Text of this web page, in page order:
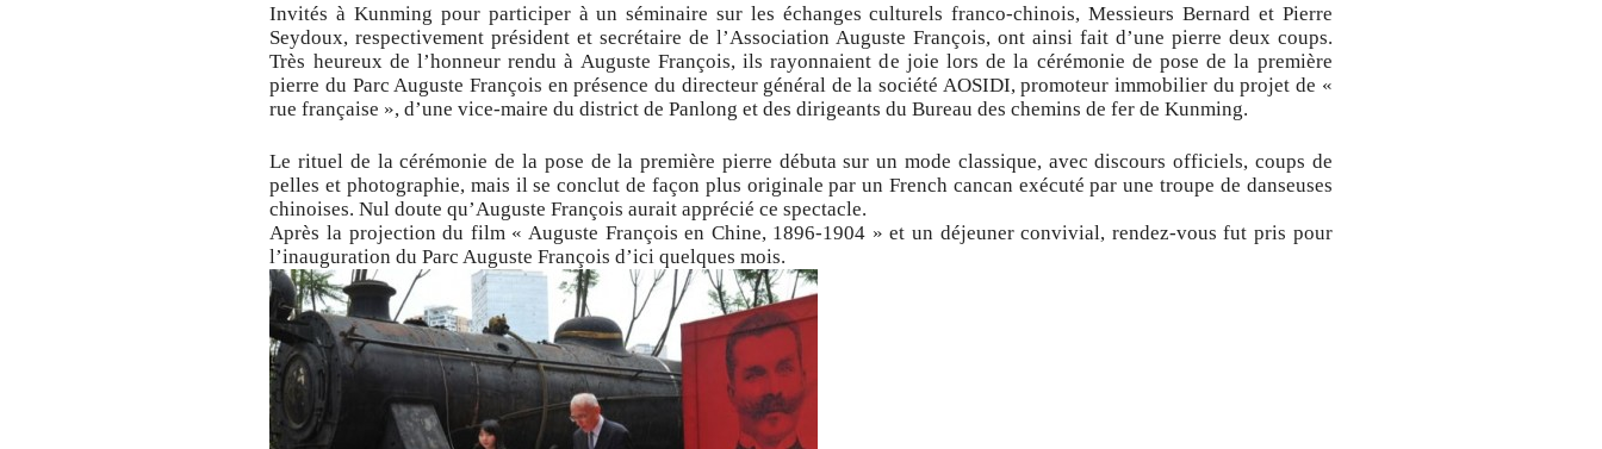
Invités à Kunming pour participer à un séminaire sur les échanges culturels franco-chinois, Messieurs Bernard et Pierre
Seydoux, respectivement président et secrétaire de l’Association Auguste François, ont ainsi fait d’une pierre deux coups.
Très heureux de l’honneur rendu à Auguste François, ils rayonnaient de joie lors de la cérémonie de pose de la première
pierre du Parc Auguste François en présence du directeur général de la société AOSIDI, promoteur immobilier du projet de «
rue française », d’une vice-maire du district de Panlong et des dirigeants du Bureau des chemins de fer de Kunming.
Le rituel de la cérémonie de la pose de la première pierre débuta sur un mode classique, avec discours officiels, coups de
pelles et photographie, mais il se conclut de façon plus originale par un French cancan exécuté par une troupe de danseuses
chinoises. Nul doute qu’Auguste François aurait apprécié ce spectacle.
Après la projection du film « Auguste François en Chine, 1896-1904 » et un déjeuner convivial, rendez-vous fut pris pour
l’inauguration du Parc Auguste François d’ici quelques mois.